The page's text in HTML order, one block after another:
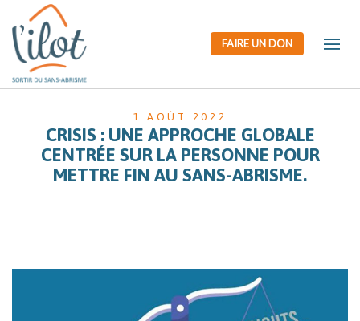
1 AOÛT 2022
CRISIS : UNE APPROCHE GLOBALE
CENTRÉE SUR LA PERSONNE POUR
METTRE FIN AU SANS-ABRISME.
FAIRE UN DON